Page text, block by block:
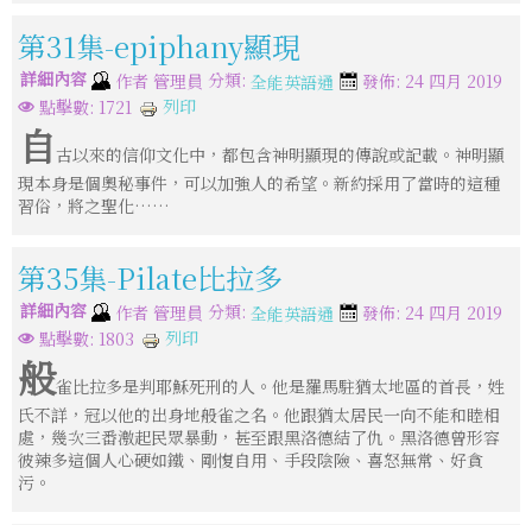
第31集-epiphany顯現
詳細內容 作者 管理員 分類: 全能英語通
發佈: 24 四月 2019
點擊數: 1721
列印
自 古以來的信仰文化中，都包含神明顯現的傳說或記載。神明顯
現本身是個奧秘事件，可以加強人的希望。新約採用了當時的這種
習俗，將之聖化……
第35集-Pilate比拉多
詳細內容 作者 管理員 分類: 全能英語通
發佈: 24 四月 2019
點擊數: 1803
列印
般雀比拉多是判耶穌死刑的人。他是羅馬駐猶太地區的首長，姓
氏不詳，冠以他的出身地般雀之名。他跟猶太居民一向不能和睦相
處，幾次三番激起民眾暴動，甚至跟黑洛德結了仇。黑洛德曾形容
彼辣多這個人心硬如鐵、剛愎自用、手段陰險、喜怒無常、好貪
污。